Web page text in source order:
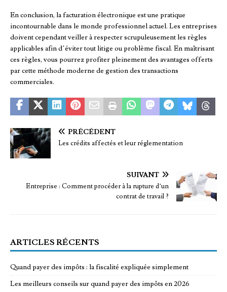
En conclusion, la facturation électronique est une pratique
incontournable dans le monde professionnel actuel. Les entreprises
doivent cependant veiller à respecter scrupuleusement les règles
applicables afin d’éviter tout litige ou problème fiscal. En maîtrisant
ces règles, vous pourrez profiter pleinement des avantages offerts
par cette méthode moderne de gestion des transactions
commerciales.
PRÉCÉDENT
Les crédits affectés et leur réglementation
SUIVANT
Entreprise : Comment procéder à la rupture d’un
contrat de travail ?
ARTICLES RÉCENTS
Quand payer des impôts : la fiscalité expliquée simplement
Les meilleurs conseils sur quand payer des impôts en 2026